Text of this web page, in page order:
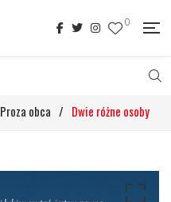
0
Proza obca / Dwie różne osoby